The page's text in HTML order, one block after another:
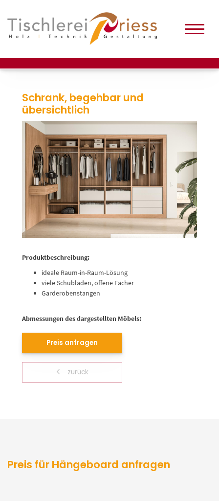
Schrank, begehbar und
übersichtlich
Produktbeschreibung:
ideale Raum-in-Raum-Lösung
viele Schubladen, offene Fächer
Garderobenstangen
Abmessungen des dargestellten Möbels:
Preis anfragen
zurück
Preis für Hängeboard anfragen